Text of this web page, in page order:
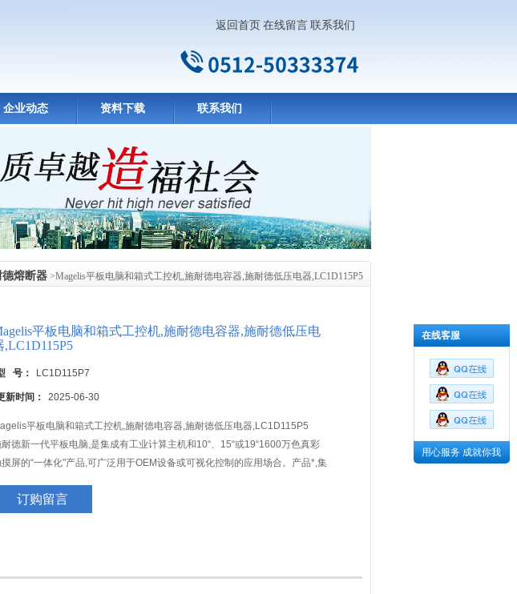
返回首页 在线留言 联系我们
企业动态 资料下载 联系我们
德熔断器 >Magelis平板电脑和箱式工控机,施耐德电容器,施耐德低压电器,LC1D115P5
平板电脑和箱式工控机,施耐德电容器,施耐德低压电
,LC1D115P5
号： LC1D115P7
新时间： 2025-06-30
平板电脑和箱式工控机,施耐德电容器,施耐德低压电器,LC1D115P5
德新一代平板电脑,是集成有工业计算主机和10“、15“或19“1600万色真彩
屏的“一体化"产品,可广泛用于OEM设备或可视化控制的应用场合。产品*,集
平板电脑通过UL508、GL等多种和海事认证,适用于从
订购留言
在线客服
用心服务 成就你我